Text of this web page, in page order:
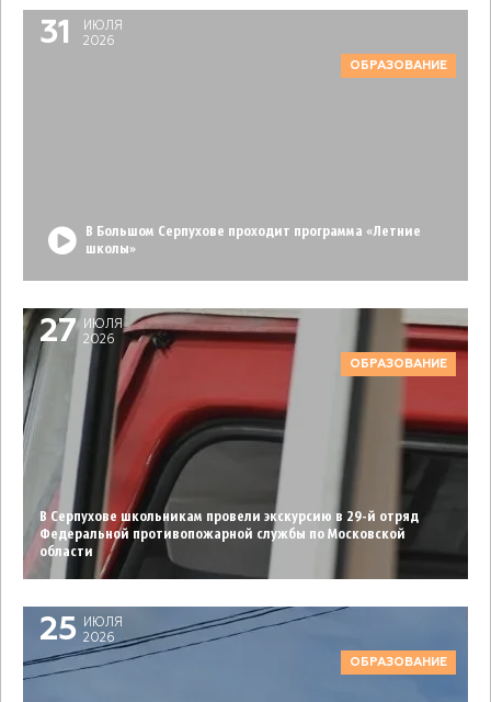
31
ИЮЛЯ
2026
ОБРАЗОВАНИЕ
В Большом Серпухове проходит программа «Летние
школы»
27
ИЮЛЯ
2026
ОБРАЗОВАНИЕ
В Серпухове школьникам провели экскурсию в 29-й отряд
Федеральной противопожарной службы по Московской
области
25
ИЮЛЯ
2026
ОБРАЗОВАНИЕ